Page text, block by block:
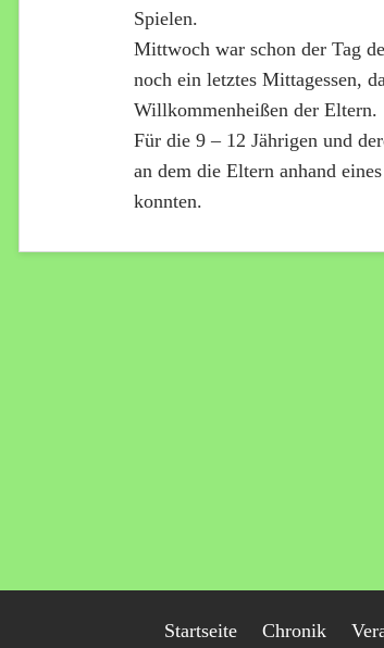
Spielen.
Mittwoch war schon der Tag
noch ein letztes Mittagessen,
Willkommenheißen der Eltern.
Für die 9 – 12 Jährigen und
an dem die Eltern anhand
konnten.
Startseite Chronik